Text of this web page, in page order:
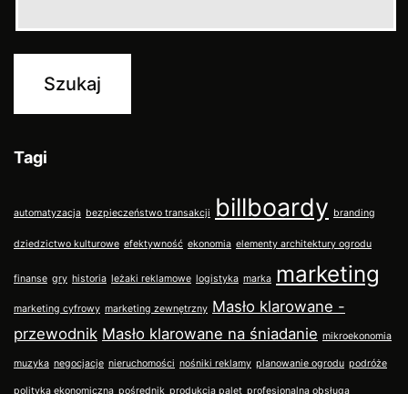
Tagi
automatyzacja bezpieczeństwo transakcji billboardy branding
dziedzictwo kulturowe efektywność ekonomia elementy architektury ogrodu
finanse gry historia leżaki reklamowe logistyka marka marketing
marketing cyfrowy marketing zewnętrzny Masło klarowane -
przewodnik Masło klarowane na śniadanie mikroekonomia
muzyka negocjacje nieruchomości nośniki reklamy planowanie ogrodu podróże
polityka ekonomiczna pośrednik produkcja palet profesjonalna obsługa